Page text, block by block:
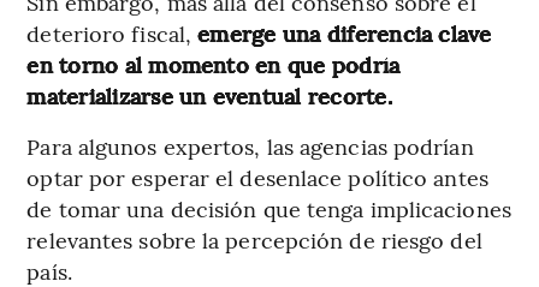
deterioro fiscal,emerge una diferencia clave
en torno al momento en que podría
materializarse un eventual recorte.
Para algunos expertos, las agencias podrían
optar por esperar el desenlace político antes
de tomar una decisión que tenga implicaciones
relevantes sobre la percepción de riesgo del
país.